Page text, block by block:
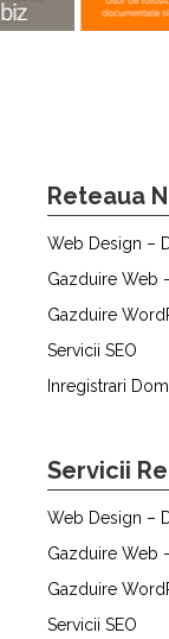
Reteaua
Web Design –
Gazduire Web
Gazduire
Servicii SEO
Inregistrari
Servicii
Web Design –
Gazduire Web
Gazduire
Servicii SEO